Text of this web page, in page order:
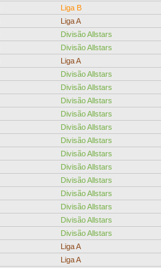
Liga B
Liga A
Divisão Allstars
Divisão Allstars
Liga A
Divisão Allstars
Divisão Allstars
Divisão Allstars
Divisão Allstars
Divisão Allstars
Divisão Allstars
Divisão Allstars
Divisão Allstars
Divisão Allstars
Divisão Allstars
Divisão Allstars
Divisão Allstars
Divisão Allstars
Liga A
Liga A